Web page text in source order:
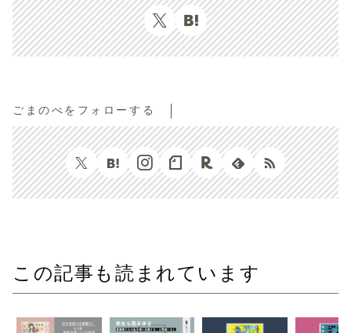
ごまのべをフォローする
この記事も読まれています